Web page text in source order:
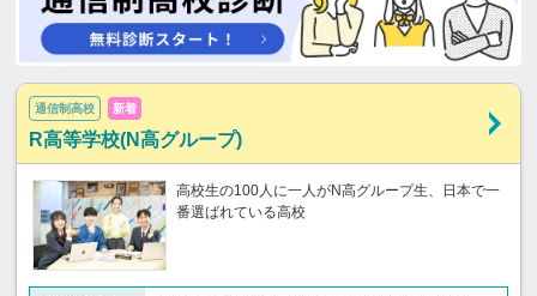
通信制高校 新着
R高等学校(N高グループ)
高校生の100人に一人がN高グループ生、日本で一
番選ばれている高校